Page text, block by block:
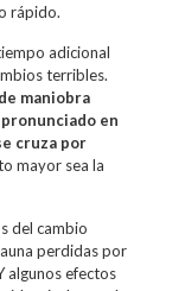
rápido.
adicional
terribles.
maniobra
en
cruza por
mayor sea la
del cambio
perdidas por
algunos efectos